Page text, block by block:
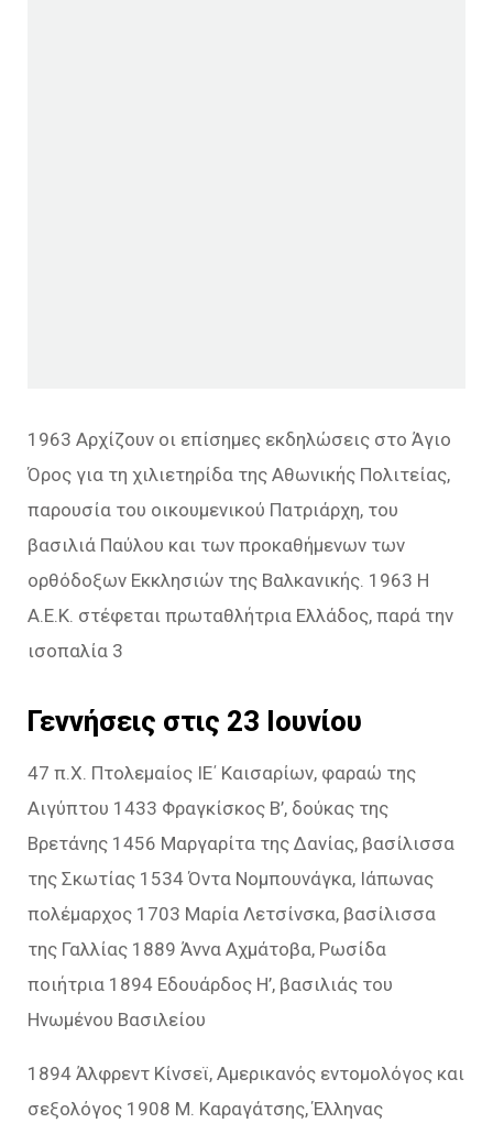
1963 Αρχίζουν οι επίσημες εκδηλώσεις στο Άγιο
Όρος για τη χιλιετηρίδα της Αθωνικής Πολιτείας,
παρουσία του οικουμενικού Πατριάρχη, του
βασιλιά Παύλου και των προκαθήμενων των
ορθόδοξων Εκκλησιών της Βαλκανικής. 1963 Η
Α.Ε.Κ. στέφεται πρωταθλήτρια Ελλάδος, παρά την
ισοπαλία 3
Γεννήσεις στις 23 Ιουνίου
47 π.Χ. Πτολεμαίος ΙΕ΄ Καισαρίων, φαραώ της
Αιγύπτου 1433 Φραγκίσκος Β’, δούκας της
Βρετάνης 1456 Μαργαρίτα της Δανίας, βασίλισσα
της Σκωτίας 1534 Όντα Νομπουνάγκα, Ιάπωνας
πολέμαρχος 1703 Μαρία Λετσίνσκα, βασίλισσα
της Γαλλίας 1889 Άννα Αχμάτοβα, Ρωσίδα
ποιήτρια 1894 Εδουάρδος Η’, βασιλιάς του
Ηνωμένου Βασιλείου
1894 Άλφρεντ Κίνσεϊ, Αμερικανός εντομολόγος και
σεξολόγος 1908 Μ. Καραγάτσης, Έλληνας